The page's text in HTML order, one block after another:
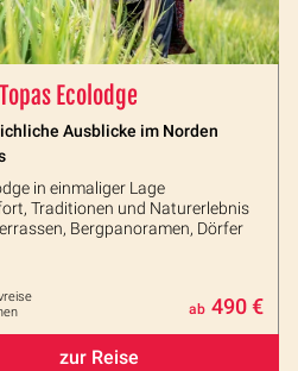
Ecolodge
Ausblicke im Norden
in einmaliger Lage
Traditionen und Naturerlebnis
Bergpanoramen, Dörfer
ab 490 €
zur Reise